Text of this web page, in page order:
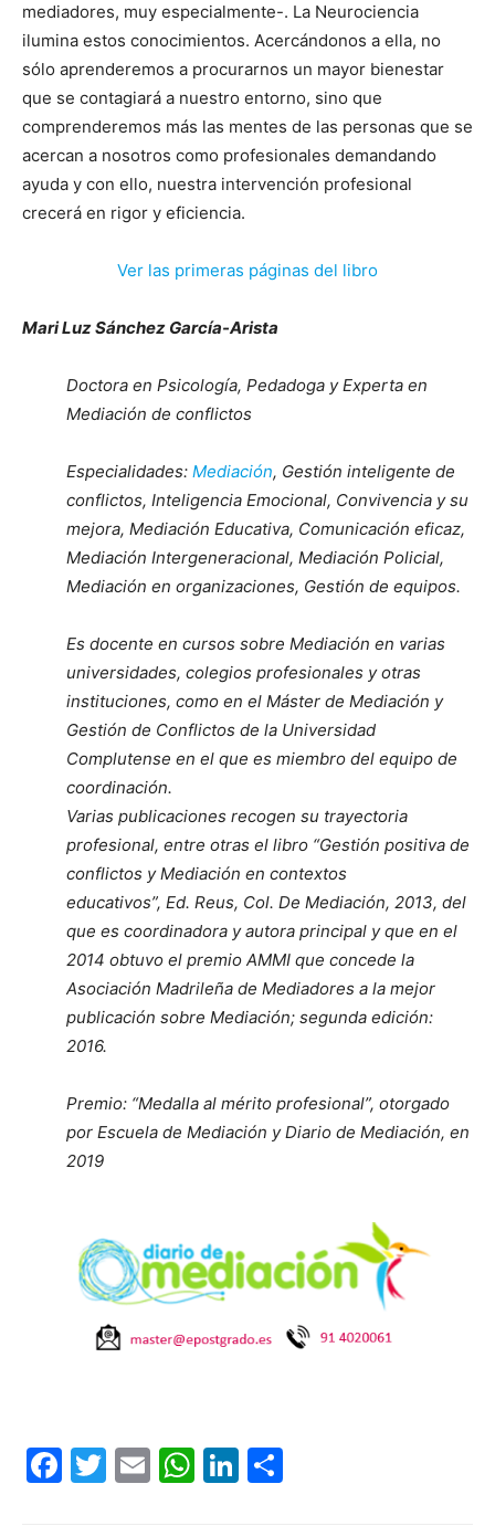
mediadores, muy especialmente-. La Neurociencia
ilumina estos conocimientos. Acercándonos a ella, no
sólo aprenderemos a procurarnos un mayor bienestar
que se contagiará a nuestro entorno, sino que
comprenderemos más las mentes de las personas que se
acercan a nosotros como profesionales demandando
ayuda y con ello, nuestra intervención profesional
crecerá en rigor y eficiencia.
Ver las primeras páginas del libro
Mari Luz Sánchez García-Arista
Doctora en Psicología, Pedadoga y Experta en
Mediación de conflictos
Especialidades: Mediación, Gestión inteligente de
conflictos, Inteligencia Emocional, Convivencia y su
mejora, Mediación Educativa, Comunicación eficaz,
Mediación Intergeneracional, Mediación Policial,
Mediación en organizaciones, Gestión de equipos.
Es docente en cursos sobre Mediación en varias
universidades, colegios profesionales y otras
instituciones, como en el Máster de Mediación y
Gestión de Conflictos de la Universidad
Complutense en el que es miembro del equipo de
coordinación.
Varias publicaciones recogen su trayectoria
profesional, entre otras el libro “Gestión positiva de
conflictos y Mediación en contextos
educativos”, Ed. Reus, Col. De Mediación, 2013, del
que es coordinadora y autora principal y que en el
2014 obtuvo el premio AMMI que concede la
Asociación Madrileña de Mediadores a la mejor
publicación sobre Mediación; segunda edición:
2016.
Premio: “Medalla al mérito profesional”, otorgado
por Escuela de Mediación y Diario de Mediación, en
2019
Facebook
Twitter
EmailWhatsApp
LinkedIn